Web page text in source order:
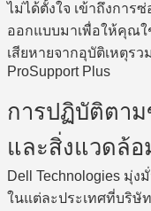
ไม่ได้ตั้งใจ เข้าถึงการ
ออกแบบมาเพื่อให้คุณใ
เสียหายจากอุบัติเหตุรว
ProSupport Plus
การปฏิบัติตา
และสิ่งแวดล้อ
Dell Technologies มุ่
ในแต่ละประเทศที่บริ